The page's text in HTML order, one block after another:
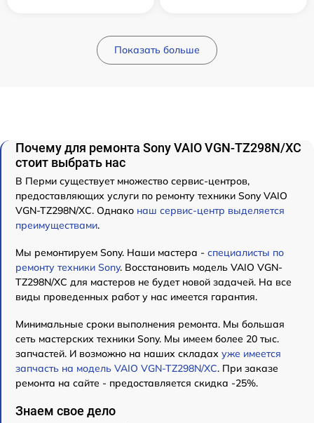
Показать больше
Почему для ремонта Sony VAIO VGN-TZ298N/XC
стоит выбрать нас
В Перми существует множество сервис-центров,
предоставляющих услуги по ремонту техники Sony VAIO
VGN-TZ298N/XC. Однако наш сервис-центр выделяется
преимуществами.
Мы ремонтируем Sony. Наши мастера - специалисты по
ремонту техники Sony. Восстановить модель VAIO VGN-
TZ298N/XC для мастеров не будет новой задачей. На все
виды проведенных работ у нас имеется гарантия.
Минимальные сроки выполнения ремонта. Мы большая
сеть мастерских техники Sony. Мы имеем более 20 тыс.
запчастей. И возможно на наших складах уже имеется
запчасть на модель VAIO VGN-TZ298N/XC. При заказе
ремонта на сайте - предоставляется скидка -25%.
Знаем свое дело